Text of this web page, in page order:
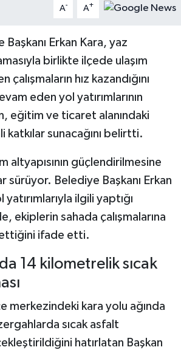
A- A+
Başkanı Erkan Kara, yaz
birlikte ilçede ulaşım
çalışmaların hız kazandığını
eden yol yatırımlarının
eğitim ve ticaret alanındaki
katkılar sunacağını belirtti.
altyapısının güçlendirilmesine
sürüyor. Belediye Başkanı Erkan
ilgili yaptığı
ekiplerin sahada çalışmalarına
ettiğini ifade etti.
14 kilometrelik sıcak
merkezindeki kara yolu ağında
sıcak asfalt
hatırlatan Başkan